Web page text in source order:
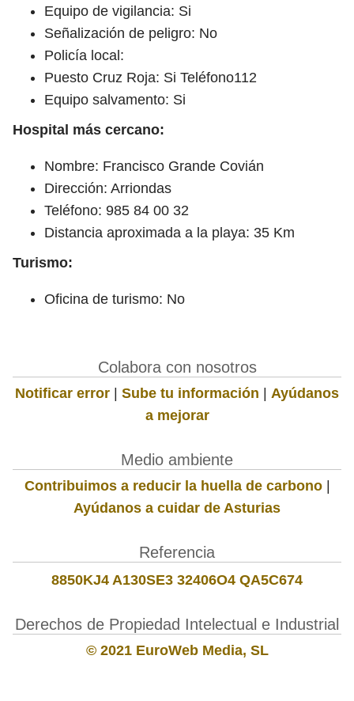
Equipo de vigilancia: Si
Señalización de peligro: No
Policía local:
Puesto Cruz Roja: Si Teléfono112
Equipo salvamento: Si
Hospital más cercano:
Nombre: Francisco Grande Covián
Dirección: Arriondas
Teléfono: 985 84 00 32
Distancia aproximada a la playa: 35 Km
Turismo:
Oficina de turismo: No
Colabora con nosotros
Notificar error | Sube tu información | Ayúdanos
a mejorar
Medio ambiente
Contribuimos a reducir la huella de carbono|
Ayúdanos a cuidar de Asturias
Referencia
8850KJ4 A130SE3 32406O4 QA5C674
Derechos de Propiedad Intelectual e Industrial
© 2021 EuroWeb Media, SL